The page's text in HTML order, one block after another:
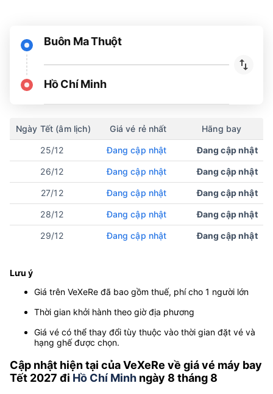
Buôn Ma Thuột
Hồ Chí Minh
Ngày Tết (âm lịch) Giá vé rẻ nhất Hãng bay
25/12 Đang cập nhật Đang cập nhật
26/12 Đang cập nhật Đang cập nhật
27/12 Đang cập nhật Đang cập nhật
28/12 Đang cập nhật Đang cập nhật
29/12 Đang cập nhật Đang cập nhật
Lưu ý
Giá trên VeXeRe đã bao gồm thuế, phí cho 1 người lớn
Thời gian khởi hành theo giờ địa phương
Giá vé có thể thay đổi tùy thuộc vào thời gian đặt vé và
hạng ghế được chọn.
Cập nhật hiện tại của VeXeRe về giá vé máy bay
Tết 2027 đi Hồ Chí Minh ngày 8 tháng 8